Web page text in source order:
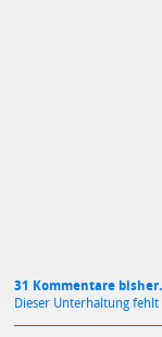
31 Kommentare bisher.
Dieser Unterhaltung fehlt